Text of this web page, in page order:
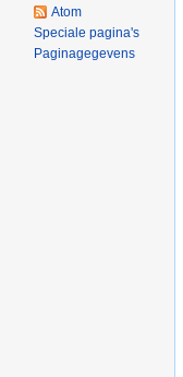
Atom
Speciale pagina's
Paginagegevens